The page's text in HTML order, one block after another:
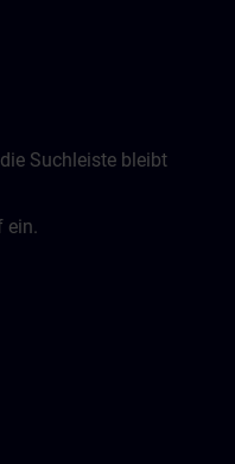
Suchleiste bleibt
ein.